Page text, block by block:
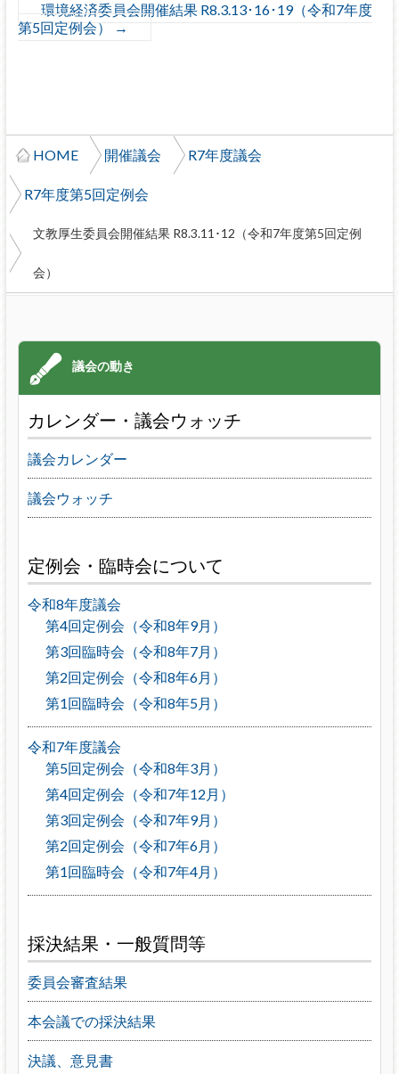
環境経済委員会開催結果 R8.3.13･16･19（令和7年度
第5回定例会）
→
HOME 開催議会 R7年度議会
R7年度第5回定例会
文教厚生委員会開催結果 R8.3.11･12（令和7年度第5回定例
会）
カレンダー・議会ウォッチ
議会カレンダー
議会ウォッチ
定例会・臨時会について
令和8年度議会
第4回定例会（令和8年9月）
第3回臨時会（令和8年7月）
第2回定例会（令和8年6月）
第1回臨時会（令和8年5月）
令和7年度議会
第5回定例会（令和8年3月）
第4回定例会（令和7年12月）
第3回定例会（令和7年9月）
第2回定例会（令和7年6月）
第1回臨時会（令和7年4月）
採決結果・一般質問等
委員会審査結果
本会議での採決結果
決議、意見書